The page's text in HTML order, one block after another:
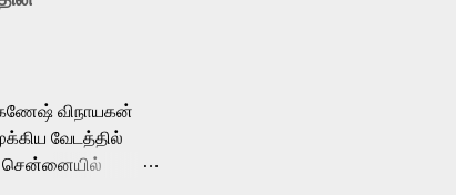
making him
கணேஷ் விநாயகன்
வேடத்தில்
சென்னையில்